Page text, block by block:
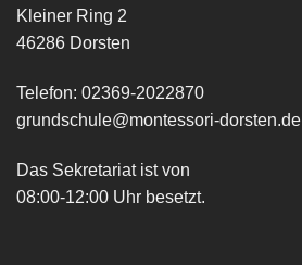
Kleiner Ring 2
46286 Dorsten
Telefon: 02369-2022870
grundschule@montessori-dorsten.de
Das Sekretariat ist von
08:00-12:00 Uhr besetzt.